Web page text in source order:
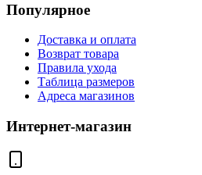
Популярное
Доставка и оплата
Возврат товара
Правила ухода
Таблица размеров
Адреса магазинов
Интернет-магазин